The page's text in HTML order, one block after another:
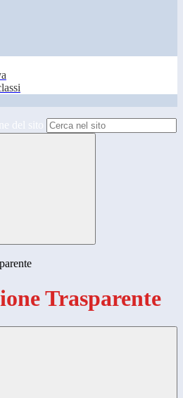
del sito
Trasparente